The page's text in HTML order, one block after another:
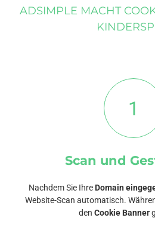
ADSIMPLE MACHT
1
Scan und
Nachdem Sie Ihre Domain
Website-Scan automatisch.
den Cookie Banner